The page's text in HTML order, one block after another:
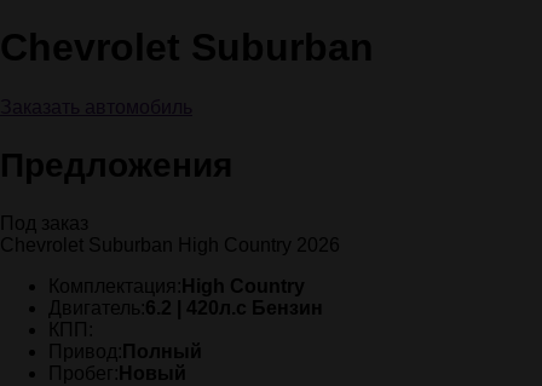
Chevrolet Suburban
Предложения
Под заказ
Chevrolet Suburban High Country 2026
Комплектация: High Country
Двигатель:6.2 | 420л.с Бензин
КПП:
Привод: Полный
Пробег: Новый